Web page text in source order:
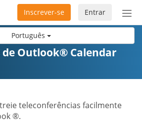
Português
Entrar
Inscrever-se
Outlook® Calendar
teleconferências facilmente
®.